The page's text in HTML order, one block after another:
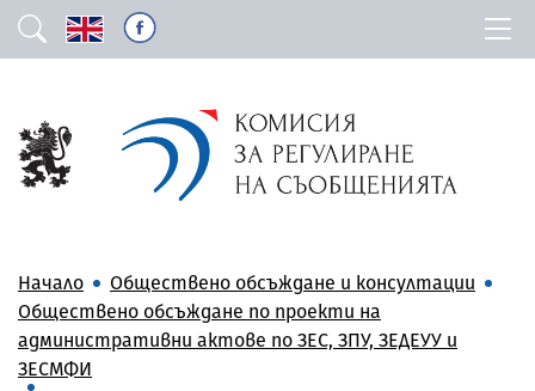
Начало
Обществено обсъждане и консултации
Обществено обсъждане по проекти на
административни актове по ЗЕС, ЗПУ, ЗЕДЕУУ и
ЗЕСМФИ